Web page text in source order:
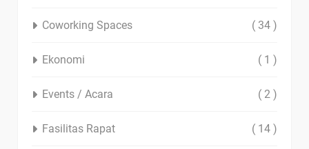
Coworking Spaces ( 34 )
Ekonomi ( 1 )
Events / Acara ( 2 )
Fasilitas Rapat ( 14 )